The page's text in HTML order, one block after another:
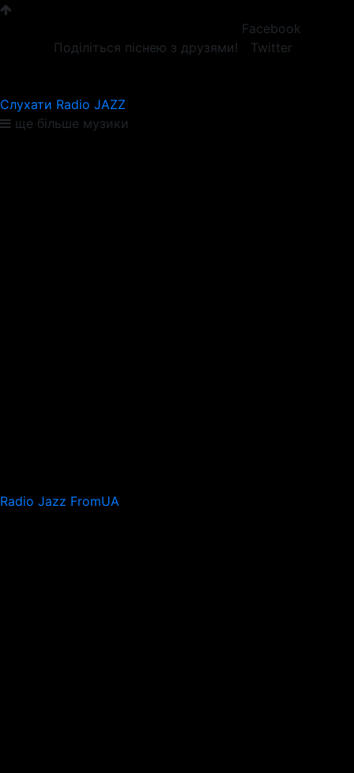
Поділіться піснею з друзями!
Facebook
Twitter
Слухати Radio JAZZ
ще більше музики
Radio Jazz FromUA